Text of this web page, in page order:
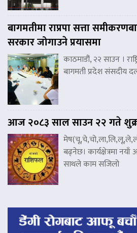
बागमतीमा राप्रपा सत्ता
सरकार जोगाउने प्रयासमा
काठमाडौं, २२ साउन ।
बागमती प्रदेश संसदीय
आज २०८३ साल साउन २२ गते
बढ्नेछ। कार्यक्षेत्रमा
साथले काम सजिलो